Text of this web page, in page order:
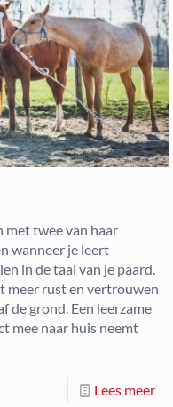
met twee van haar
wanneer je leert
in de taal van je paard.
meer rust en vertrouwen
de grond. Een leerzame
mee naar huis neemt
Lees meer